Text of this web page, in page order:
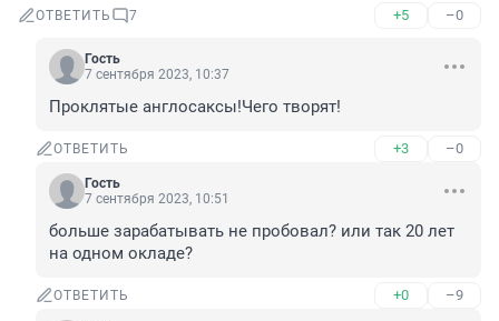
ОТВЕТИТЬ 7 +5 –0
Гость
7 сентября 2023, 10:37
Проклятые англосаксы!Чего творят!
ОТВЕТИТЬ +3 –0
Гость
7 сентября 2023, 10:51
больше зарабатывать не пробовал? или так 20 лет
на одном окладе?
ОТВЕТИТЬ +0 –9